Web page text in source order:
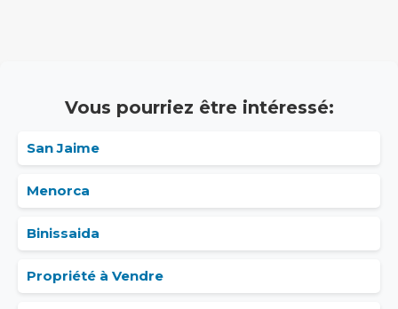
Vous pourriez être intéressé:
San Jaime
Menorca
Binissaida
Propriété à Vendre